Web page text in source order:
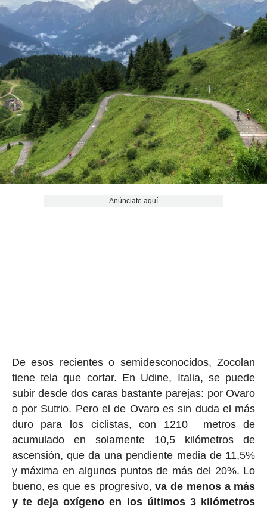
Anúnciate aquí
De esos recientes o semidesconocidos, Zocolan
tiene tela que cortar. En Udine, Italia, se puede
subir desde dos caras bastante parejas: por Ovaro
o por Sutrio. Pero el de Ovaro es sin duda el más
duro para los ciclistas, con 1210 metros de
acumulado en solamente 10,5 kilómetros de
ascensión, que da una pendiente media de 11,5%
y máxima en algunos puntos de más del 20%. Lo
bueno, es que es progresivo,va de menos a más
y te deja oxígeno en los últimos 3 kilómetros